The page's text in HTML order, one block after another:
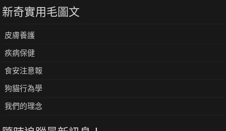
新奇實用毛圖文
皮膚養護
疾病保健
食安注意報
狗貓行為學
我們的理念